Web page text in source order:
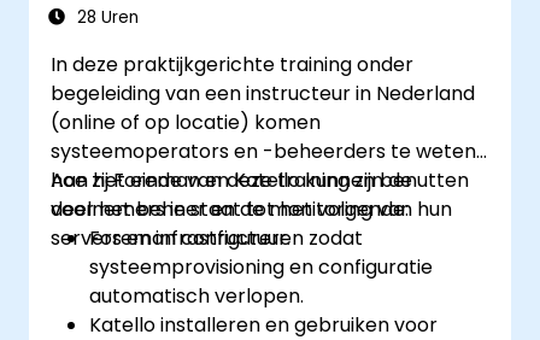
met behulp van Ansible’s
medewerkers.
DevOps-taken binnen de organisatie
verbeteren en optimaliseren.
Ansible koppelen aan externe platformen
en andere Ansible-hulpmiddelen effectief
benutten.
28 Uren
In deze praktijkgerichte training onder
begeleiding van een instructeur in Nederland
(online of op locatie) komen
systeemoperators en -beheerders te weten
hoe zij Foreman en Katello kunnen benutten
voor het beheer en de monitoring van hun
servers en infrastructuur.
Aan het einde van deze training zijn de
deelnemers in staat tot het volgende:
Foreman configureren zodat
systeemprovisioning en configuratie
automatisch verlopen.
Katello installeren en gebruiken voor